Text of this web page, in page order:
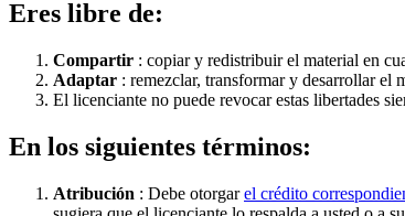
Eres libre de:
Compartir : copiar y redistribuir el material en
Adaptar : remezclar, transformar y desarrollar el
El licenciante no puede revocar estas libertades
En los siguientes términos:
Atribución : Debe otorgarel crédito